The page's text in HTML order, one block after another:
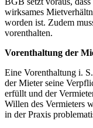
wirksames
worden ist. Zudem
vorenthalten.
Vorenthaltung der
Eine Vorenthaltung i.
der Mieter seine
erfüllt und der
Willen des Vermieters
in der Praxis